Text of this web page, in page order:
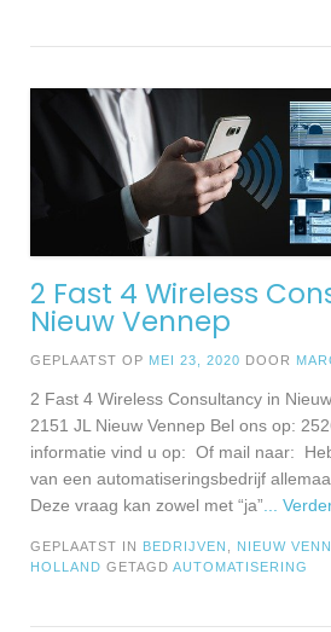
2 Fast 4 Wireless
Nieuw Vennep
GEPLAATST OP MEI 23, 2020 DOOR
2 Fast 4 Wireless Consultancy in
2151 JL Nieuw Vennep Bel ons op:
informatie vind u op: Of mail naar:
van een automatiseringsbedrijf
Deze vraag kan zowel met “ja” ...
GEPLAATST IN BEDRIJVEN NIEUW
HOLLAND GETAGD AUTOMATISERING